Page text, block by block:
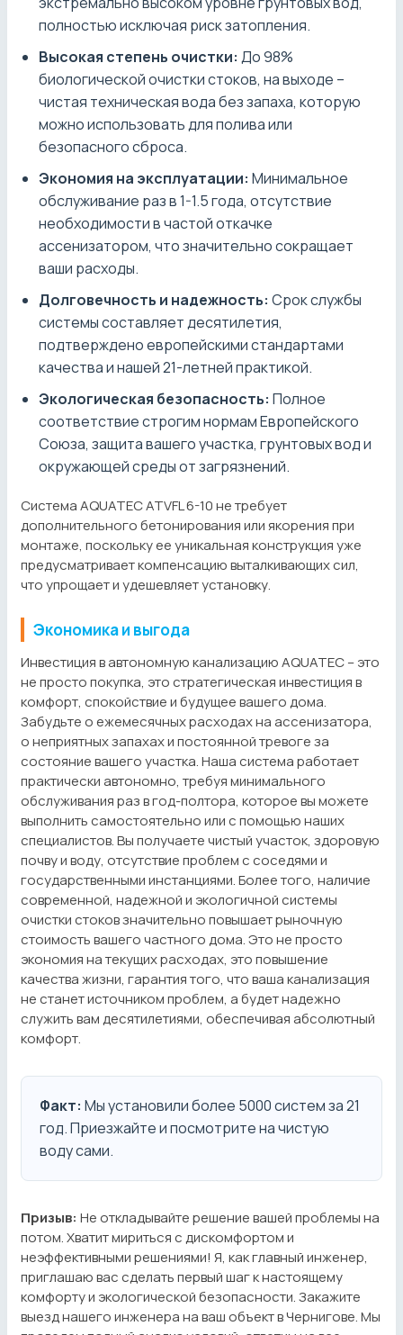
полностью исключая риск затопления.
Высокая степень очистки: До 98%
биологической очистки стоков, на выходе –
чистая техническая вода без запаха, которую
можно использовать для полива или
безопасного сброса.
Экономия на эксплуатации: Минимальное
обслуживание раз в 1-1.5 года, отсутствие
необходимости в частой откачке
ассенизатором, что значительно сокращает
ваши расходы.
Долговечность и надежность: Срок службы
системы составляет десятилетия,
подтверждено европейскими стандартами
качества и нашей 21-летней практикой.
Экологическая безопасность: Полное
соответствие строгим нормам Европейского
Союза, защита вашего участка, грунтовых вод и
окружающей среды от загрязнений.
Система AQUATEC ATVFL 6-10 не требует
дополнительного бетонирования или якорения при
монтаже, поскольку ее уникальная конструкция уже
предусматривает компенсацию выталкивающих сил,
что упрощает и удешевляет установку.
Экономика и выгода
Инвестиция в автономную канализацию AQUATEC – это
не просто покупка, это стратегическая инвестиция в
комфорт, спокойствие и будущее вашего дома.
Забудьте о ежемесячных расходах на ассенизатора,
о неприятных запахах и постоянной тревоге за
состояние вашего участка. Наша система работает
практически автономно, требуя минимального
обслуживания раз в год-полтора, которое вы можете
выполнить самостоятельно или с помощью наших
специалистов. Вы получаете чистый участок, здоровую
почву и воду, отсутствие проблем с соседями и
государственными инстанциями. Более того, наличие
современной, надежной и экологичной системы
очистки стоков значительно повышает рыночную
стоимость вашего частного дома. Это не просто
экономия на текущих расходах, это повышение
качества жизни, гарантия того, что ваша канализация
не станет источником проблем, а будет надежно
служить вам десятилетиями, обеспечивая абсолютный
комфорт.
Факт: Мы установили более 5000 систем за 21
год. Приезжайте и посмотрите на чистую
воду сами.
Призыв: Не откладывайте решение вашей проблемы на
потом. Хватит мириться с дискомфортом и
неэффективными решениями! Я, как главный инженер,
приглашаю вас сделать первый шаг к настоящему
комфорту и экологической безопасности. Закажите
выезд нашего инженера на ваш объект в Чернигове. Мы